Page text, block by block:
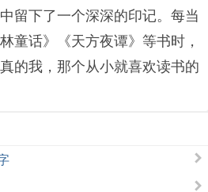
留下了一个深深的印记。每当
童话》《天方夜谭》等书时，
的我，那个从小就喜欢读书的